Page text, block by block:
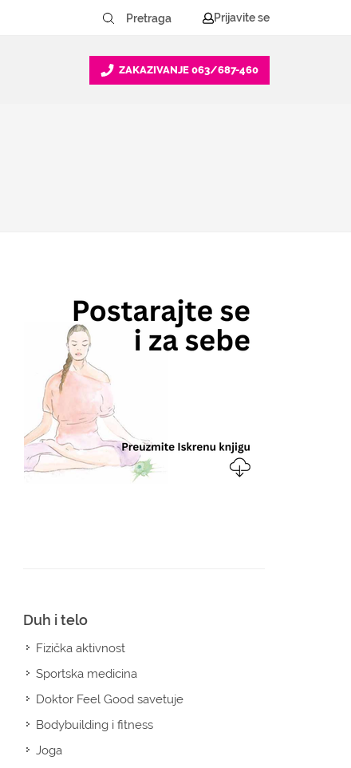
Prijavite se
ZAKAZIVANJE 063/687-460
Duh i telo
Fizička aktivnost
Sportska medicina
Doktor Feel Good savetuje
Bodybuilding i fitness
Joga